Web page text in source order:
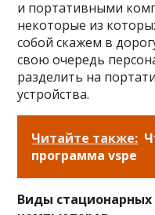
и портативными
некоторые из
собой скажем в
свою очередь
разделить на
устройства.
Читайте также:
программа vspe
Виды